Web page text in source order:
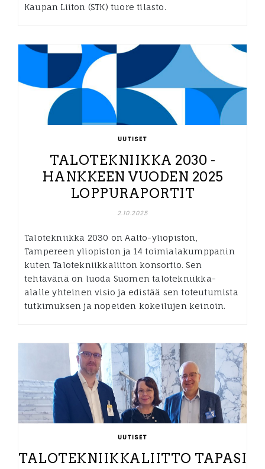
Kaupan Liiton (STK) tuore tilasto.
UUTISET
TALOTEKNIIKKA 2030 -
HANKKEEN VUODEN 2025
LOPPURAPORTIT
2.10.2025
Talotekniikka 2030 on Aalto-yliopiston,
Tampereen yliopiston ja 14 toimialakumppanin
kuten Talotekniikkaliiton konsortio. Sen
tehtävänä on luoda Suomen talotekniikka-
alalle yhteinen visio ja edistää sen toteutumista
tutkimuksen ja nopeiden kokeilujen keinoin.
UUTISET
TALOTEKNIIKKALIITTO TAPASI